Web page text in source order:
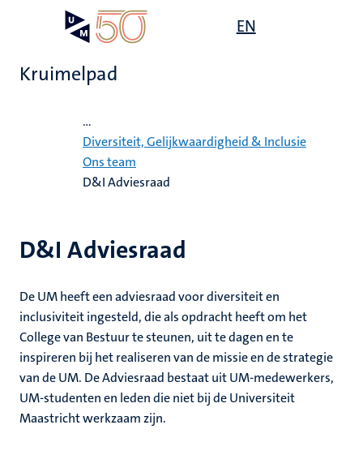
EN
Kruimelpad
...
Diversiteit, Gelijkwaardigheid & Inclusie
Ons team
D&I Adviesraad
D&I Adviesraad
De UM heeft een adviesraad voor diversiteit en
inclusiviteit ingesteld, die als opdracht heeft om het
College van Bestuur te steunen, uit te dagen en te
inspireren bij het realiseren van de missie en de strategie
van de UM. De Adviesraad bestaat uit UM-medewerkers,
UM-studenten en leden die niet bij de Universiteit
Maastricht werkzaam zijn.